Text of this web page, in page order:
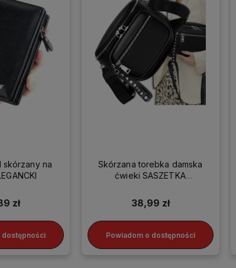
skórzany na
zł
dostępności
Skórzana torebka damska
ćwieki SASZETKA
38,99 zł
Powiadom o dostępności